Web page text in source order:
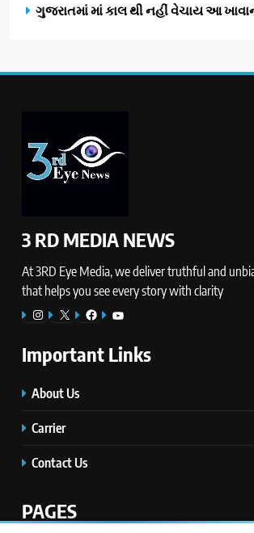
ગુજરાતમાં માં કાલ થી નહીં વેચાય આ
3 RD MEDIA NEWS
At 3RD Eye Media, we deliver truthful and
that helps you see every story with clarity
Instagram
X Facebook
YouTube
Important Links
About Us
Carrier
Contact Us
PAGES